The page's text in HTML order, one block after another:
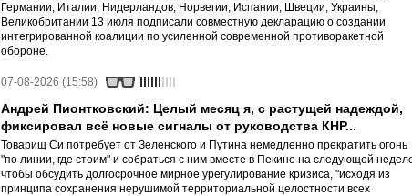
Германии, Италии, Нидерландов, Норвегии, Испании, Швеции, Украины,
Великобритании 13 июля подписали совместную декларацию о создании
интегрированной коалиции по усиленной современной противоракетной
обороне.
07-08-2026 (15:58)
Андрей Пионтковский: Целый месяц я, с растущей надеждой,
фиксировал всё новые сигналы от руководства КНР...
Товарищ Си потребует от Зеленского и Путина немедленно прекратить огонь
"по линии, где стоим" и собраться с ним вместе в Пекине на следующей
чтобы обсудить долгосрочное мирное урегулирование кризиса, "исходя из
принципа сохранения нерушимой территориальной целостности всех